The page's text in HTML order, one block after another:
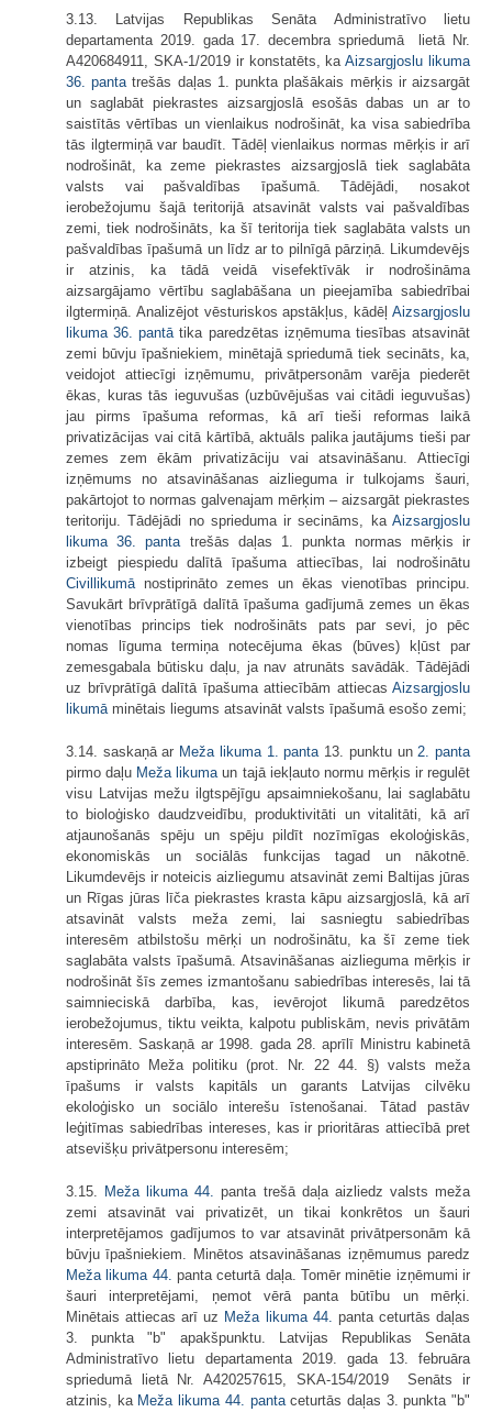
3.13. Latvijas Republikas Senāta Administratīvo lietu
departamenta 2019. gada 17. decembra spriedumā lietā Nr.
A420684911, SKA-1/2019 ir konstatēts, kaAizsargjoslu likuma
36. pantatrešās daļas 1. punkta plašākais mērķis ir aizsargāt
un saglabāt piekrastes aizsargjoslā esošās dabas un ar to
saistītās vērtības un vienlaikus nodrošināt, ka visa sabiedrība
tās ilgtermiņā var baudīt. Tādēļ vienlaikus normas mērķis ir arī
nodrošināt, ka zeme piekrastes aizsargjoslā tiek saglabāta
valsts vai pašvaldības īpašumā. Tādējādi, nosakot
ierobežojumu šajā teritorijā atsavināt valsts vai pašvaldības
zemi, tiek nodrošināts, ka šī teritorija tiek saglabāta valsts un
pašvaldības īpašumā un līdz ar to pilnīgā pārziņā. Likumdevējs
ir atzinis, ka tādā veidā visefektīvāk ir nodrošināma
aizsargājamo vērtību saglabāšana un pieejamība sabiedrībai
ilgtermiņā. Analizējot vēsturiskos apstākļus, kādēļ Aizsargjoslu
likuma 36. pantātika paredzētas izņēmuma tiesības atsavināt
zemi būvju īpašniekiem, minētajā spriedumā tiek secināts, ka,
veidojot attiecīgi izņēmumu, privātpersonām varēja piederēt
ēkas, kuras tās ieguvušas (uzbūvējušas vai citādi ieguvušas)
jau pirms īpašuma reformas, kā arī tieši reformas laikā
privatizācijas vai citā kārtībā, aktuāls palika jautājums tieši par
zemes zem ēkām privatizāciju vai atsavināšanu. Attiecīgi
izņēmums no atsavināšanas aizlieguma ir tulkojams šauri,
pakārtojot to normas galvenajam mērķim – aizsargāt piekrastes
teritoriju. Tādējādi no sprieduma ir secināms, ka Aizsargjoslu
likuma 36. pantatrešās daļas 1. punkta normas mērķis ir
izbeigt piespiedu dalītā īpašuma attiecības, lai nodrošinātu
Civillikumānostiprināto zemes un ēkas vienotības principu.
Savukārt brīvprātīgā dalītā īpašuma gadījumā zemes un ēkas
vienotības princips tiek nodrošināts pats par sevi, jo pēc
nomas līguma termiņa notecējuma ēkas (būves) kļūst par
zemesgabala būtisku daļu, ja nav atrunāts savādāk. Tādējādi
uz brīvprātīgā dalītā īpašuma attiecībām attiecas Aizsargjoslu
likumāminētais liegums atsavināt valsts īpašumā esošo zemi;
3.14. saskaņā ar Meža likuma 1. panta13. punktu un2. panta
pirmo daļu Meža likumaun tajā iekļauto normu mērķis ir regulēt
visu Latvijas mežu ilgtspējīgu apsaimniekošanu, lai saglabātu
to bioloģisko daudzveidību, produktivitāti un vitalitāti, kā arī
atjaunošanās spēju un spēju pildīt nozīmīgas ekoloģiskās,
ekonomiskās un sociālās funkcijas tagad un nākotnē.
Likumdevējs ir noteicis aizliegumu atsavināt zemi Baltijas jūras
un Rīgas jūras līča piekrastes krasta kāpu aizsargjoslā, kā arī
atsavināt valsts meža zemi, lai sasniegtu sabiedrības
interesēm atbilstošu mērķi un nodrošinātu, ka šī zeme tiek
saglabāta valsts īpašumā. Atsavināšanas aizlieguma mērķis ir
nodrošināt šīs zemes izmantošanu sabiedrības interesēs, lai tā
saimnieciskā darbība, kas, ievērojot likumā paredzētos
ierobežojumus, tiktu veikta, kalpotu publiskām, nevis privātām
interesēm. Saskaņā ar 1998. gada 28. aprīlī Ministru kabinetā
apstiprināto Meža politiku (prot. Nr. 22 44. §) valsts meža
īpašums ir valsts kapitāls un garants Latvijas cilvēku
ekoloģisko un sociālo interešu īstenošanai. Tātad pastāv
leģitīmas sabiedrības intereses, kas ir prioritāras attiecībā pret
atsevišķu privātpersonu interesēm;
3.15. Meža likuma 44. panta trešā daļa aizliedz valsts meža
zemi atsavināt vai privatizēt, un tikai konkrētos un šauri
interpretējamos gadījumos to var atsavināt privātpersonām kā
būvju īpašniekiem. Minētos atsavināšanas izņēmumus paredz
Meža likuma 44. panta ceturtā daļa. Tomēr minētie izņēmumi ir
šauri interpretējami, ņemot vērā panta būtību un mērķi.
Minētais attiecas arī uz Meža likuma 44. panta ceturtās daļas
3. punkta "b" apakšpunktu. Latvijas Republikas Senāta
Administratīvo lietu departamenta 2019. gada 13. februāra
spriedumā lietā Nr. A420257615, SKA-154/2019 Senāts ir
atzinis, ka Meža likuma 44. pantaceturtās daļas 3. punkta "b"